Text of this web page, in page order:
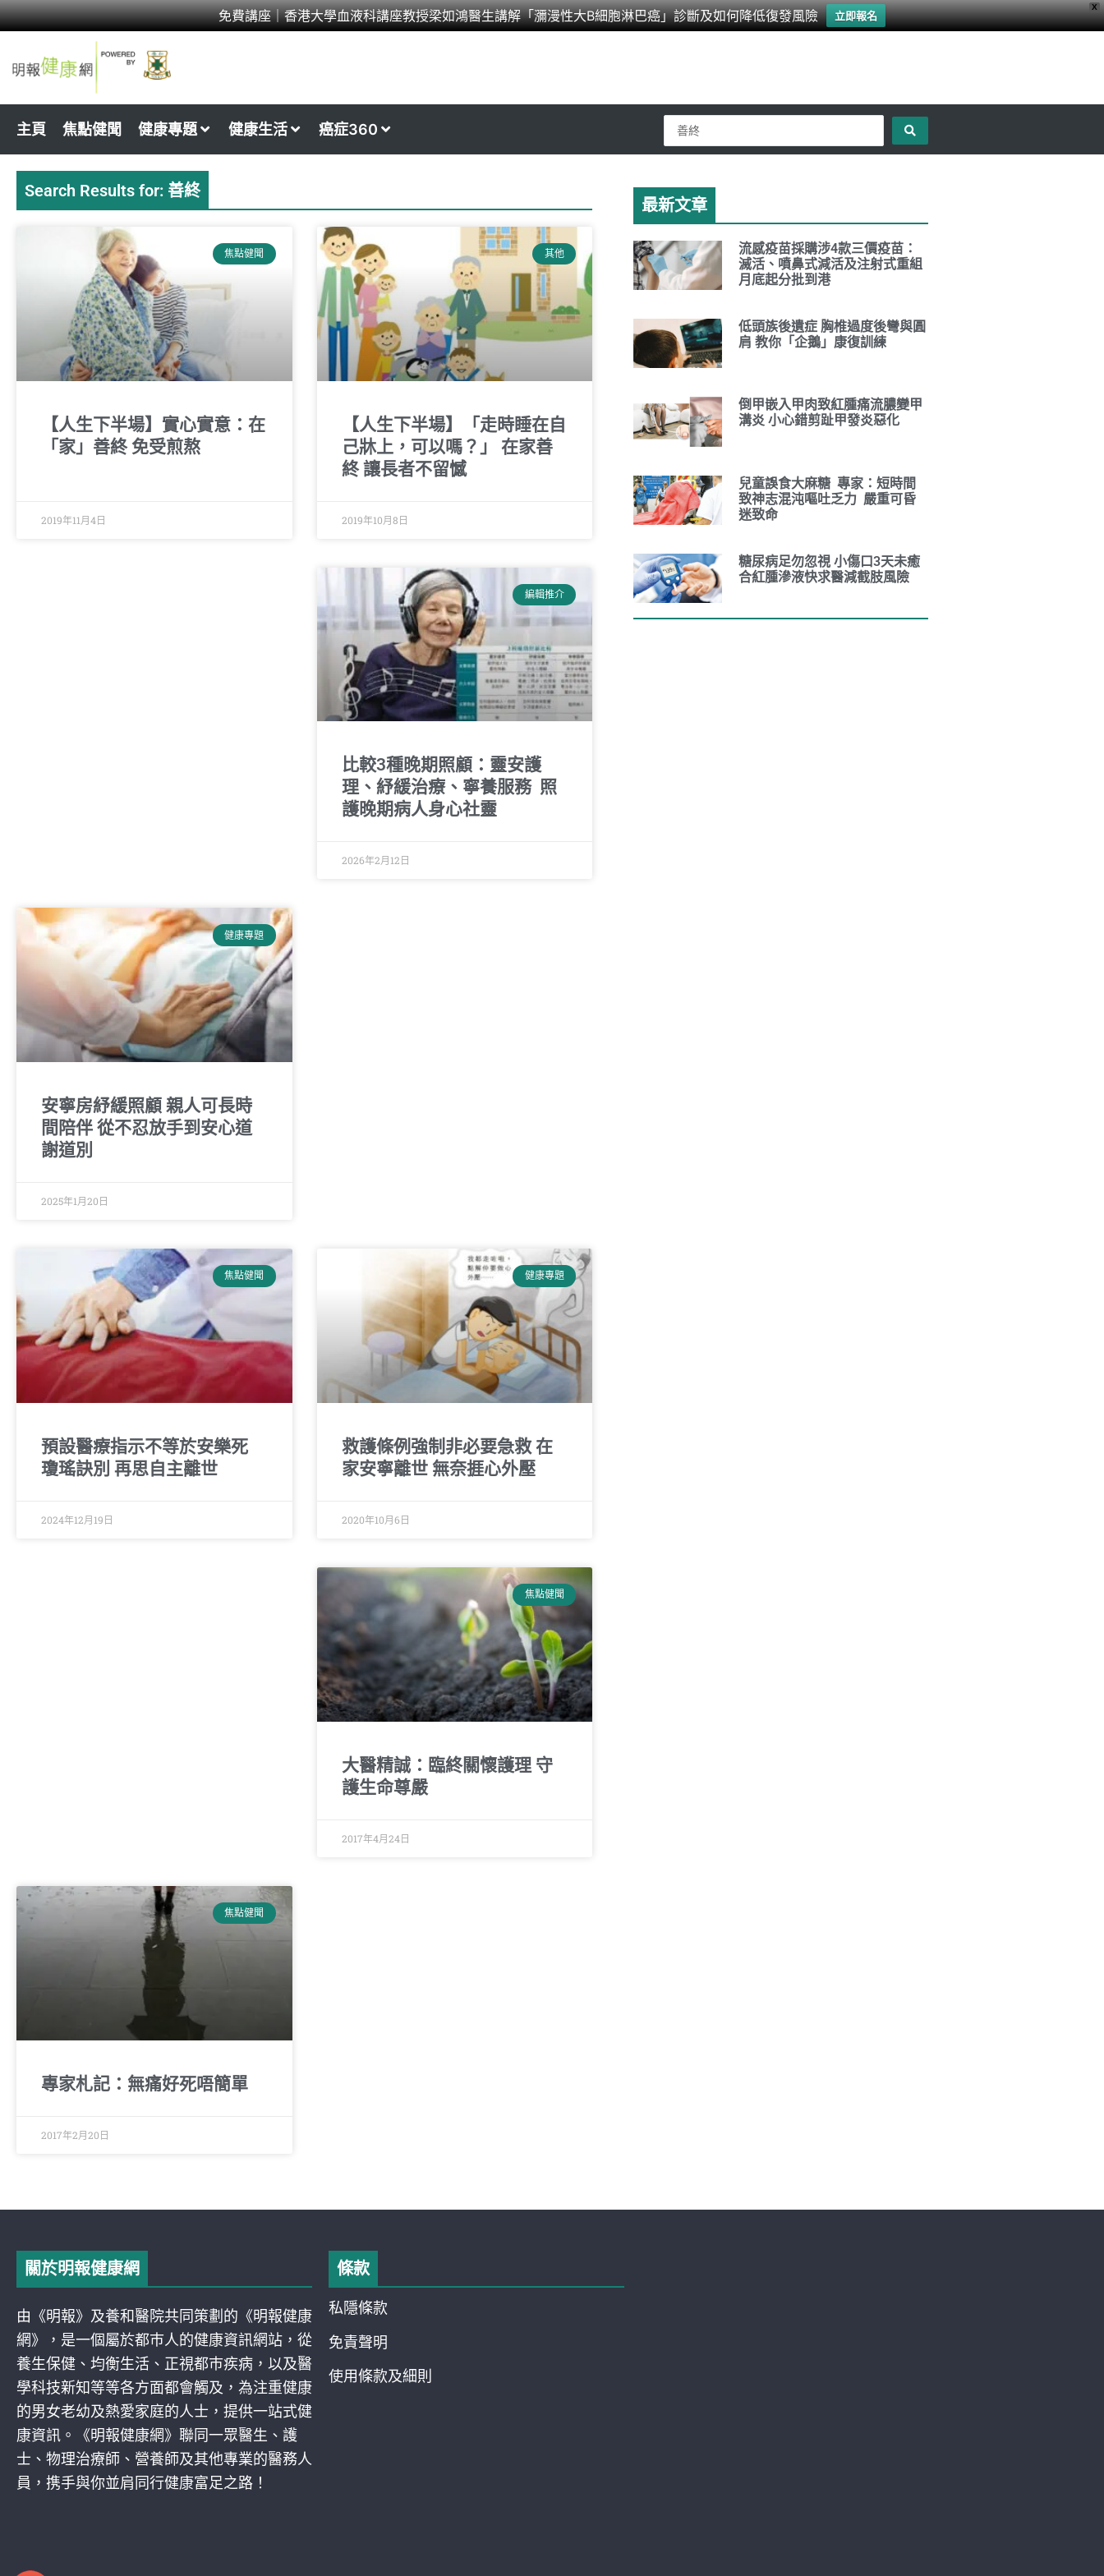
X
免費講座｜香港大學血液科講座教授梁如鴻醫生講解「瀰漫性大B細胞淋巴癌」診斷及如何降低復發風險 立即報名
Skip
to
content
主頁 焦點健聞 健康專題 健康生活 癌症360
Search
...
Search Results for: 善終
焦點健聞
【人生下半場】實心實意：在
「家」善終 免受煎熬
2019年11月4日
其他
【人生下半場】「走時睡在自
己牀上，可以嗎？」 在家善
終 讓長者不留憾
2019年10月8日
編輯推介
比較3種晚期照顧：靈安護
理、紓緩治療、寧養服務 照
護晚期病人身心社靈
2026年2月12日
健康專題
安寧房紓緩照顧 親人可長時
間陪伴 從不忍放手到安心道
謝道別
2025年1月20日
焦點健聞
預設醫療指示不等於安樂死
瓊瑤訣別 再思自主離世
2024年12月19日
健康專題
救護條例強制非必要急救 在
家安寧離世 無奈捱心外壓
2020年10月6日
焦點健聞
大醫精誠：臨終關懷護理 守
護生命尊嚴
2017年4月24日
焦點健聞
專家札記：無痛好死唔簡單
2017年2月20日
最新文章
流感疫苗採購涉4款三價疫苗：
滅活、噴鼻式減活及注射式重組
月底起分批到港
低頭族後遺症 胸椎過度後彎與圓
肩 教你「企鵝」康復訓練
倒甲嵌入甲肉致紅腫痛流膿變甲
溝炎 小心錯剪趾甲發炎惡化
兒童誤食大麻糖 專家：短時間
致神志混沌嘔吐乏力 嚴重可昏
迷致命
糖尿病足勿忽視 小傷口3天未癒
合紅腫滲液快求醫減截肢風險
關於明報健康網
由《明報》及養和醫院共同策劃的《明報健康
網》，是一個屬於都巿人的健康資訊網站，從
養生保健、均衡生活、正視都巿疾病，以及醫
學科技新知等等各方面都會觸及，為注重健康
的男女老幼及熱愛家庭的人士，提供一站式健
康資訊。《明報健康網》聯同一眾醫生、護
士、物理治療師、營養師及其他專業的醫務人
員，携手與你並肩同行健康富足之路！
條款
私隱條款
免責聲明
使用條款及細則